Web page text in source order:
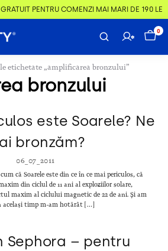
PENTRU COMENZI MAI MARI DE 190 LEI
0
etichetate „amplificarea bronzului”
bronzului
este Soarele? Ne
bronzăm?
06_07_2011
că Soarele este din ce în ce mai periculos, că
din ciclul de 11 ani al exploziilor solare,
maxim al ciclului magnetic de 22 de ani. Și am
același timp m-am hotărât […]
Sephora – pentru